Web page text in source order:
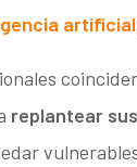
artificial
replantear